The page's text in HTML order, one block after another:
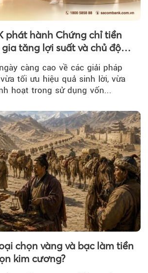
phát hành Chứng chỉ tiền
tăng lợi suất và chủ động
càng cao về các giải pháp
tối ưu hiệu quả sinh lời, vừa
hoạt trong sử dụng vốn...
chọn vàng và bạc làm tiền
kim cương?